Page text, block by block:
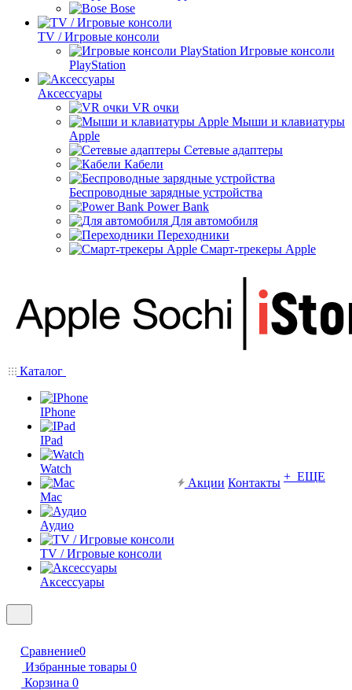
Bose
TV / Игровые консоли
Игровые консоли
PlayStation
Аксессуары
VR очки
Мыши и клавиатуры
Apple
Сетевые адаптеры
Кабели
Беспроводные зарядные устройства
Power Bank
Для автомобиля
Переходники
Смарт-трекеры Apple
Каталог
IPhone
IPad
Watch
Mac
Аудио
TV / Игровые консоли
Аксессуары
Акции Контакты + ЕЩЕ
Сравнение0
Избранные товары 0
Корзина 0